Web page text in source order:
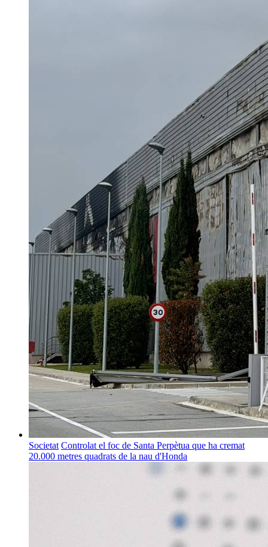
Societat Controlat el foc de Santa Perpètua que ha cremat
20.000 metres quadrats de la nau d'Honda